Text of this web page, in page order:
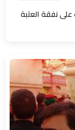
نفقة العتبة